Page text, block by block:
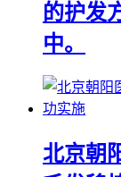
的护发
中。
北京朝